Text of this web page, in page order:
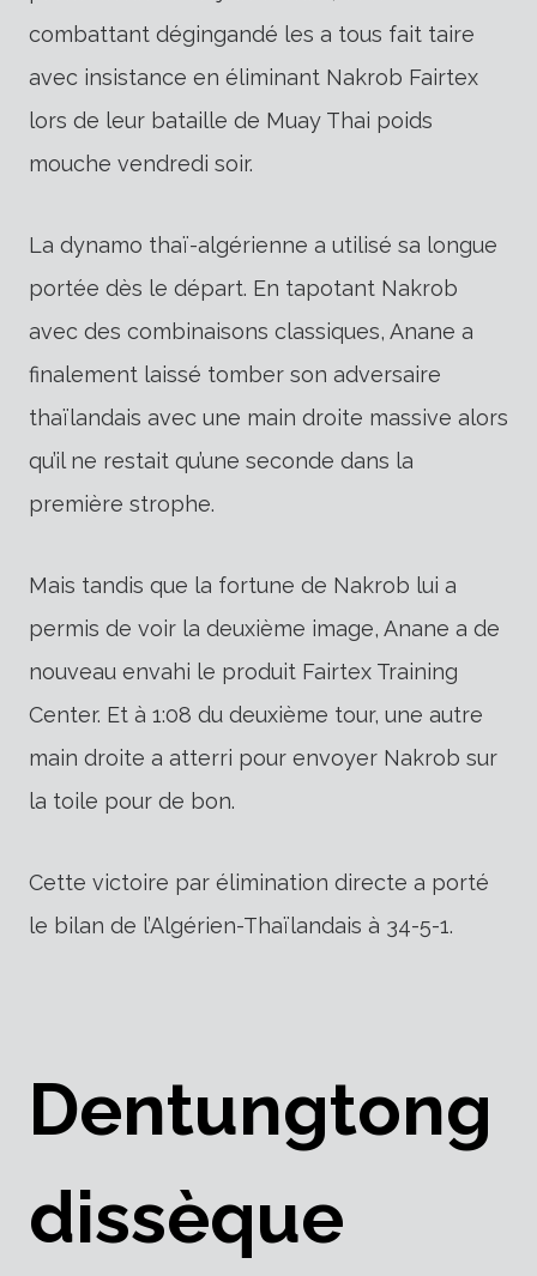
combattant dégingandé les a tous fait taire
avec insistance en éliminant Nakrob Fairtex
lors de leur bataille de Muay Thai poids
mouche vendredi soir.
La dynamo thaï-algérienne a utilisé sa longue
portée dès le départ. En tapotant Nakrob
avec des combinaisons classiques, Anane a
finalement laissé tomber son adversaire
thaïlandais avec une main droite massive alors
qu’il ne restait qu’une seconde dans la
première strophe.
Mais tandis que la fortune de Nakrob lui a
permis de voir la deuxième image, Anane a de
nouveau envahi le produit Fairtex Training
Center. Et à 1:08 du deuxième tour, une autre
main droite a atterri pour envoyer Nakrob sur
la toile pour de bon.
Cette victoire par élimination directe a porté
le bilan de l’Algérien-Thaïlandais à 34-5-1.
Dentungtong
dissèque